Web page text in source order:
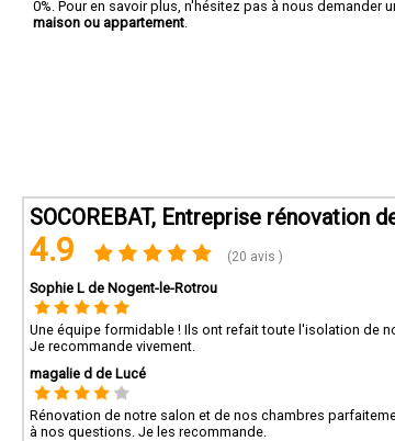
0%. Pour en savoir plus, n'hésitez pas à nous demander
maison ou appartement
SOCOREBAT, Entreprise rénovation
4.9 (20 avis )
Sophie L de Nogent-le-Rotrou
Une équipe formidable ! Ils ont refait toute l'isolation de
Je recommande vivement.
magalie d de Lucé
Rénovation de notre salon et de nos chambres
à nos questions. Je les recommande.